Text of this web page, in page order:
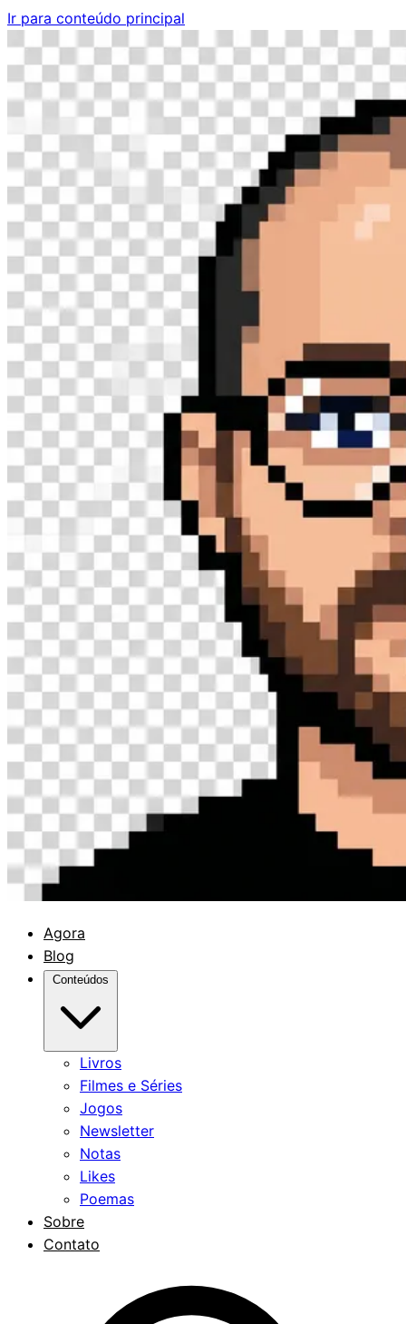
Ir para conteúdo principal
Agora
Blog
Livros
Filmes e Séries
Jogos
Newsletter
Notas
Likes
Poemas
Sobre
Contato